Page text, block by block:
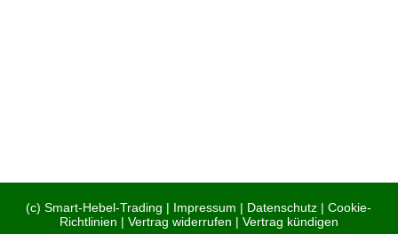
(c) Smart-Hebel-Trading | Impressum | Datenschutz |Cookie-
Richtlinien | Vertrag widerrufen | Vertrag kündigen